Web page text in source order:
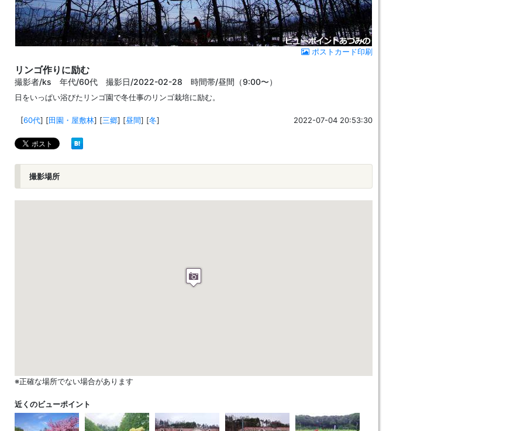
ポストカード印刷
リンゴ作りに励む
撮影者/ks 年代/60代 撮影日/2022-02-28 時間帯/昼間（9:00〜）
日をいっぱい浴びたリンゴ園で冬仕事のリンゴ栽培に励む。
[60代] [田園・屋敷林] [三郷] [昼間] [冬] 2022-07-04 20:53:30
撮影場所
※正確な場所でない場合があります
近くのビューポイント